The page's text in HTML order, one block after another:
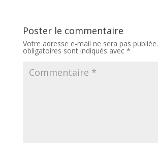
Poster le commentaire
Votre adresse e-mail ne sera pas publiée.
obligatoires sont indiqués avec *